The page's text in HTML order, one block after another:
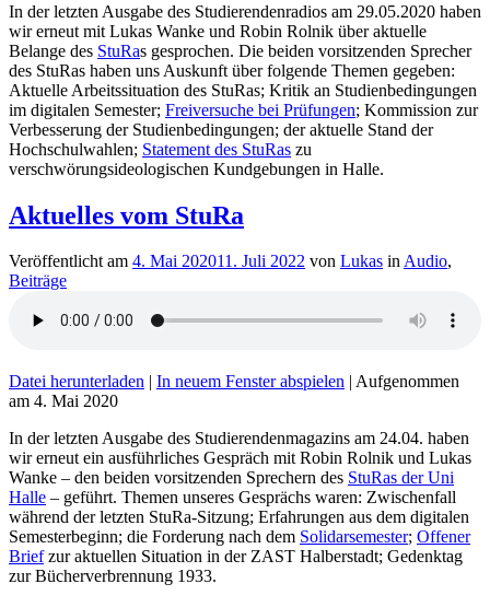
In der letzten Ausgabe des Studierendenradios am 29.05.2020 haben
wir erneut mit Lukas Wanke und Robin Rolnik über aktuelle
Belange des StuRas gesprochen. Die beiden vorsitzenden Sprecher
des StuRas haben uns Auskunft über folgende Themen gegeben:
Aktuelle Arbeitssituation des StuRas; Kritik an Studienbedingungen
im digitalen Semester; Freiversuche bei Prüfungen; Kommission zur
Verbesserung der Studienbedingungen; der aktuelle Stand der
Hochschulwahlen; Statement des StuRas zu
verschwörungsideologischen Kundgebungen in Halle.
Aktuelles vom StuRa
Veröffentlicht am 4. Mai 202011. Juli 2022 von Lukas inAudio,
Beiträge
Datei herunterladen | In neuem Fenster abspielen | Aufgenommen
am 4. Mai 2020
In der letzten Ausgabe des Studierendenmagazins am 24.04. haben
wir erneut ein ausführliches Gespräch mit Robin Rolnik und Lukas
Wanke – den beiden vorsitzenden Sprechern des StuRas der Uni
Halle – geführt. Themen unseres Gesprächs waren: Zwischenfall
während der letzten StuRa-Sitzung; Erfahrungen aus dem digitalen
Semesterbeginn; die Forderung nach dem Solidarsemester; Offener
Briefzur aktuellen Situation in der ZAST Halberstadt; Gedenktag
zur Bücherverbrennung 1933.